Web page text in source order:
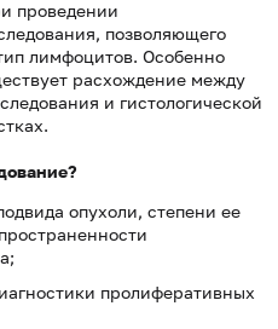
проведении
позволяющего
лимфоцитов. Особенно
расхождение между
и гистологической
опухоли, степени ее
пролиферативных